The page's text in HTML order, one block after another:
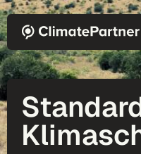
Direkt zum Inhalt